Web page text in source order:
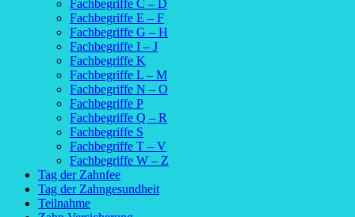
Fachbegriffe C – D
Fachbegriffe E – F
Fachbegriffe G – H
Fachbegriffe I – J
Fachbegriffe K
Fachbegriffe L – M
Fachbegriffe N – O
Fachbegriffe P
Fachbegriffe Q – R
Fachbegriffe S
Fachbegriffe T – V
Fachbegriffe W – Z
Tag der Zahnfee
Tag der Zahngesundheit
Teilnahme